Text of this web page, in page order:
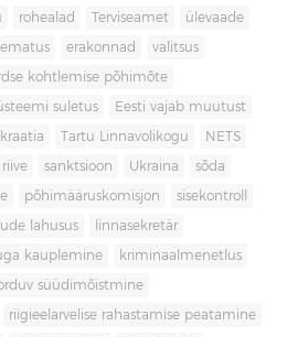
rohealad Terviseamet ülevaade
erakonnad valitsus
kohtlemise põhimõte
suletus Eesti vajab muutust
Tartu Linnavolikogu NETS
sanktsioon Ukraina sõda
põhimääruskomisjon sisekontroll
lahusus linnasekretär
kauplemine kriminaalmenetlus
süüdimõistmine
riigieelarvelise rahastamise peatamine